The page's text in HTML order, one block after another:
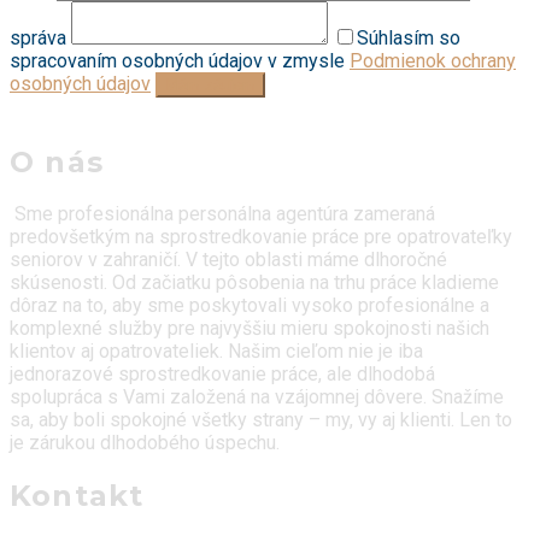
správa
Súhlasím so
spracovaním osobných údajov v zmysle Podmienok ochrany
osobných údajov
O nás
Sme profesionálna personálna agentúra zameraná
predovšetkým na sprostredkovanie práce pre opatrovateľky
seniorov v zahraničí. V tejto oblasti máme dlhoročné
skúsenosti. Od začiatku pôsobenia na trhu práce kladieme
dôraz na to, aby sme poskytovali vysoko profesionálne a
komplexné služby pre najvyššiu mieru spokojnosti našich
klientov aj opatrovateliek. Našim cieľom nie je iba
jednorazové sprostredkovanie práce, ale dlhodobá
spolupráca s Vami založená na vzájomnej dôvere. Snažíme
sa, aby boli spokojné všetky strany – my, vy aj klienti. Len to
je zárukou dlhodobého úspechu.
Kontakt